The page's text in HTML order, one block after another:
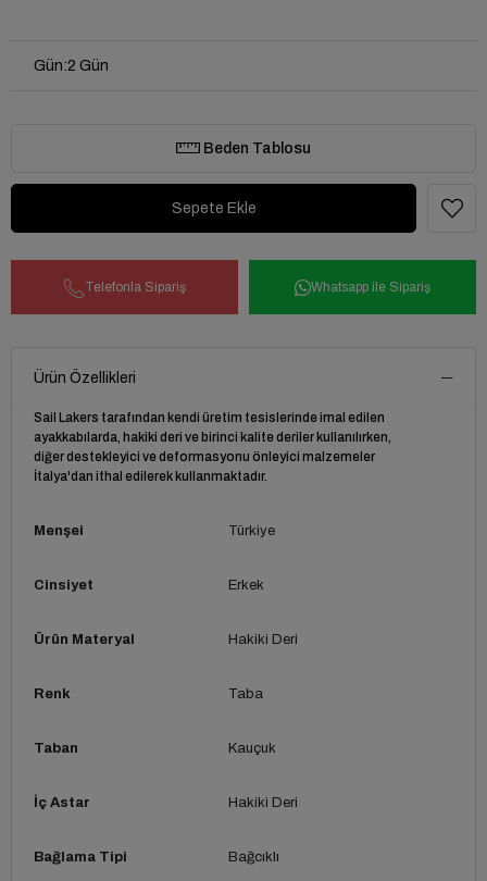
Gün:2 Gün
Beden Tablosu
Telefonla Sipariş Whatsapp ile Sipariş
Ürün Özellikleri
Sail Lakers tarafından kendi üretim tesislerinde imal edilen
ayakkabılarda, hakiki deri ve birinci kalite deriler kullanılırken,
diğer destekleyici ve deformasyonu önleyici malzemeler
İtalya'dan ithal edilerek kullanmaktadır.
Menşei Türkiye
Cinsiyet Erkek
Ürün Materyal Hakiki Deri
Renk Taba
Taban Kauçuk
İç Astar Hakiki Deri
Bağlama Tipi Bağcıklı